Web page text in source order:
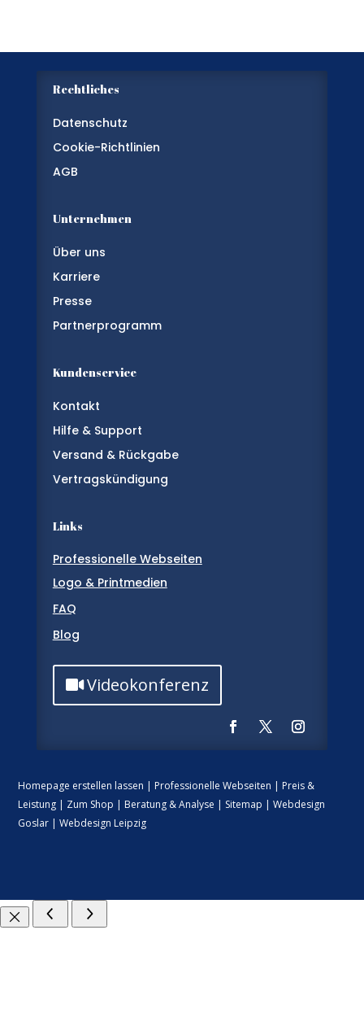
Rechtliches
Datenschutz
Cookie-Richtlinien
AGB
Unternehmen
Über uns
Karriere
Presse
Partnerprogramm
Kundenservice
Kontakt
Hilfe & Support
Versand & Rückgabe
Vertragskündigung
Links
Professionelle Webseiten
Logo & Printmedien
FAQ
Blog
Videokonferenz
Homepage erstellen lassen | Professionelle Webseiten | Preis &
Leistung | Zum Shop | Beratung & Analyse | Sitemap | Webdesign
Goslar| Webdesign Leipzig